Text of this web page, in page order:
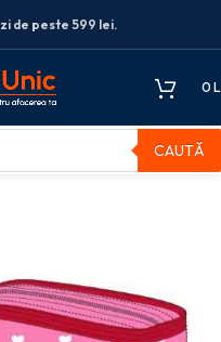
de peste 599 lei.
0
CAUTĂ
HELLO KITTY ROZ PIGNA